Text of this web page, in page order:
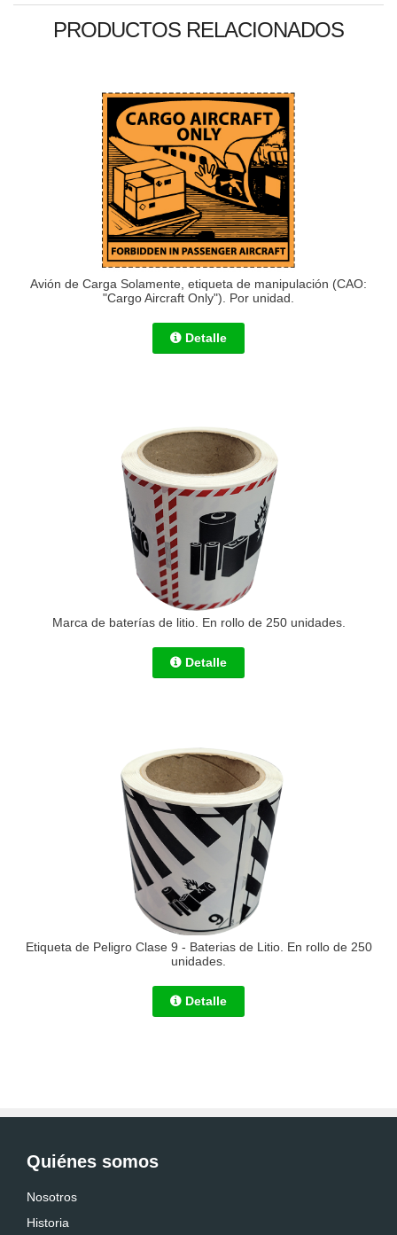
PRODUCTOS RELACIONADOS
Avión de Carga Solamente, etiqueta de manipulación (CAO:
"Cargo Aircraft Only"). Por unidad.
Detalle
Marca de baterías de litio. En rollo de 250 unidades.
Detalle
Etiqueta de Peligro Clase 9 - Baterias de Litio. En rollo de 250
unidades.
Detalle
Quiénes somos
Nosotros
Historia